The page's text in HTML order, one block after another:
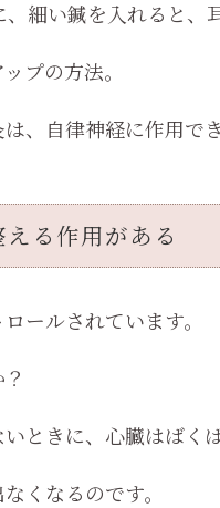
細い鍼を入れると、
プの方法。
、自律神経に作用で
る作用がある
ールされています。
ときに、心臓はばく
くなるのです。